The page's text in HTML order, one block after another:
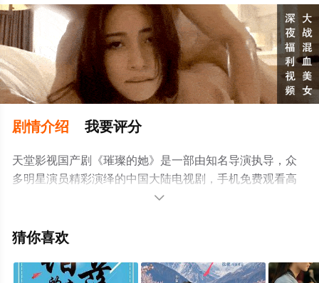
剧情介绍 我要评分
天堂影视国产剧《璀璨的她》是一部由知名导演执导，众
多明星演员精彩演绎的中国大陆电视剧，手机免费观看高
清未删减完整版电视剧全集就上天堂电影网，更多相关信

猜你喜欢